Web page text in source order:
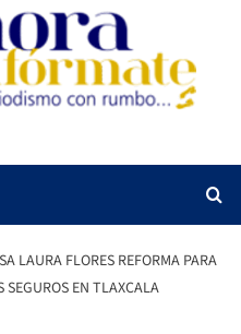
LAURA FLORES REFORMA PARA
EN TLAXCALA